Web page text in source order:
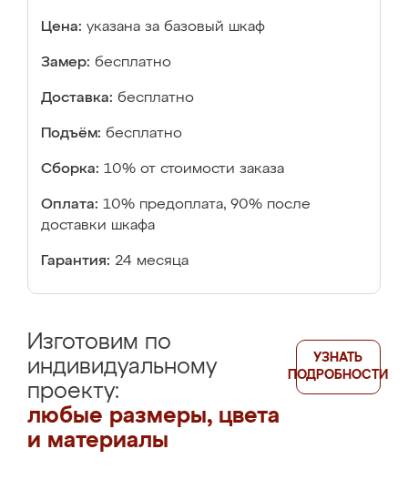
Цена: указана за базовый шкаф
Замер: бесплатно
Доставка: бесплатно
Подъём: бесплатно
Сборка: 10% от стоимости заказа
Оплата: 10% предоплата, 90% после
доставки шкафа
Гарантия: 24 месяца
Изготовим по
индивидуальному
проекту:
любые размеры, цвета
и материалы
УЗНАТЬ
ПОДРОБНОСТИ